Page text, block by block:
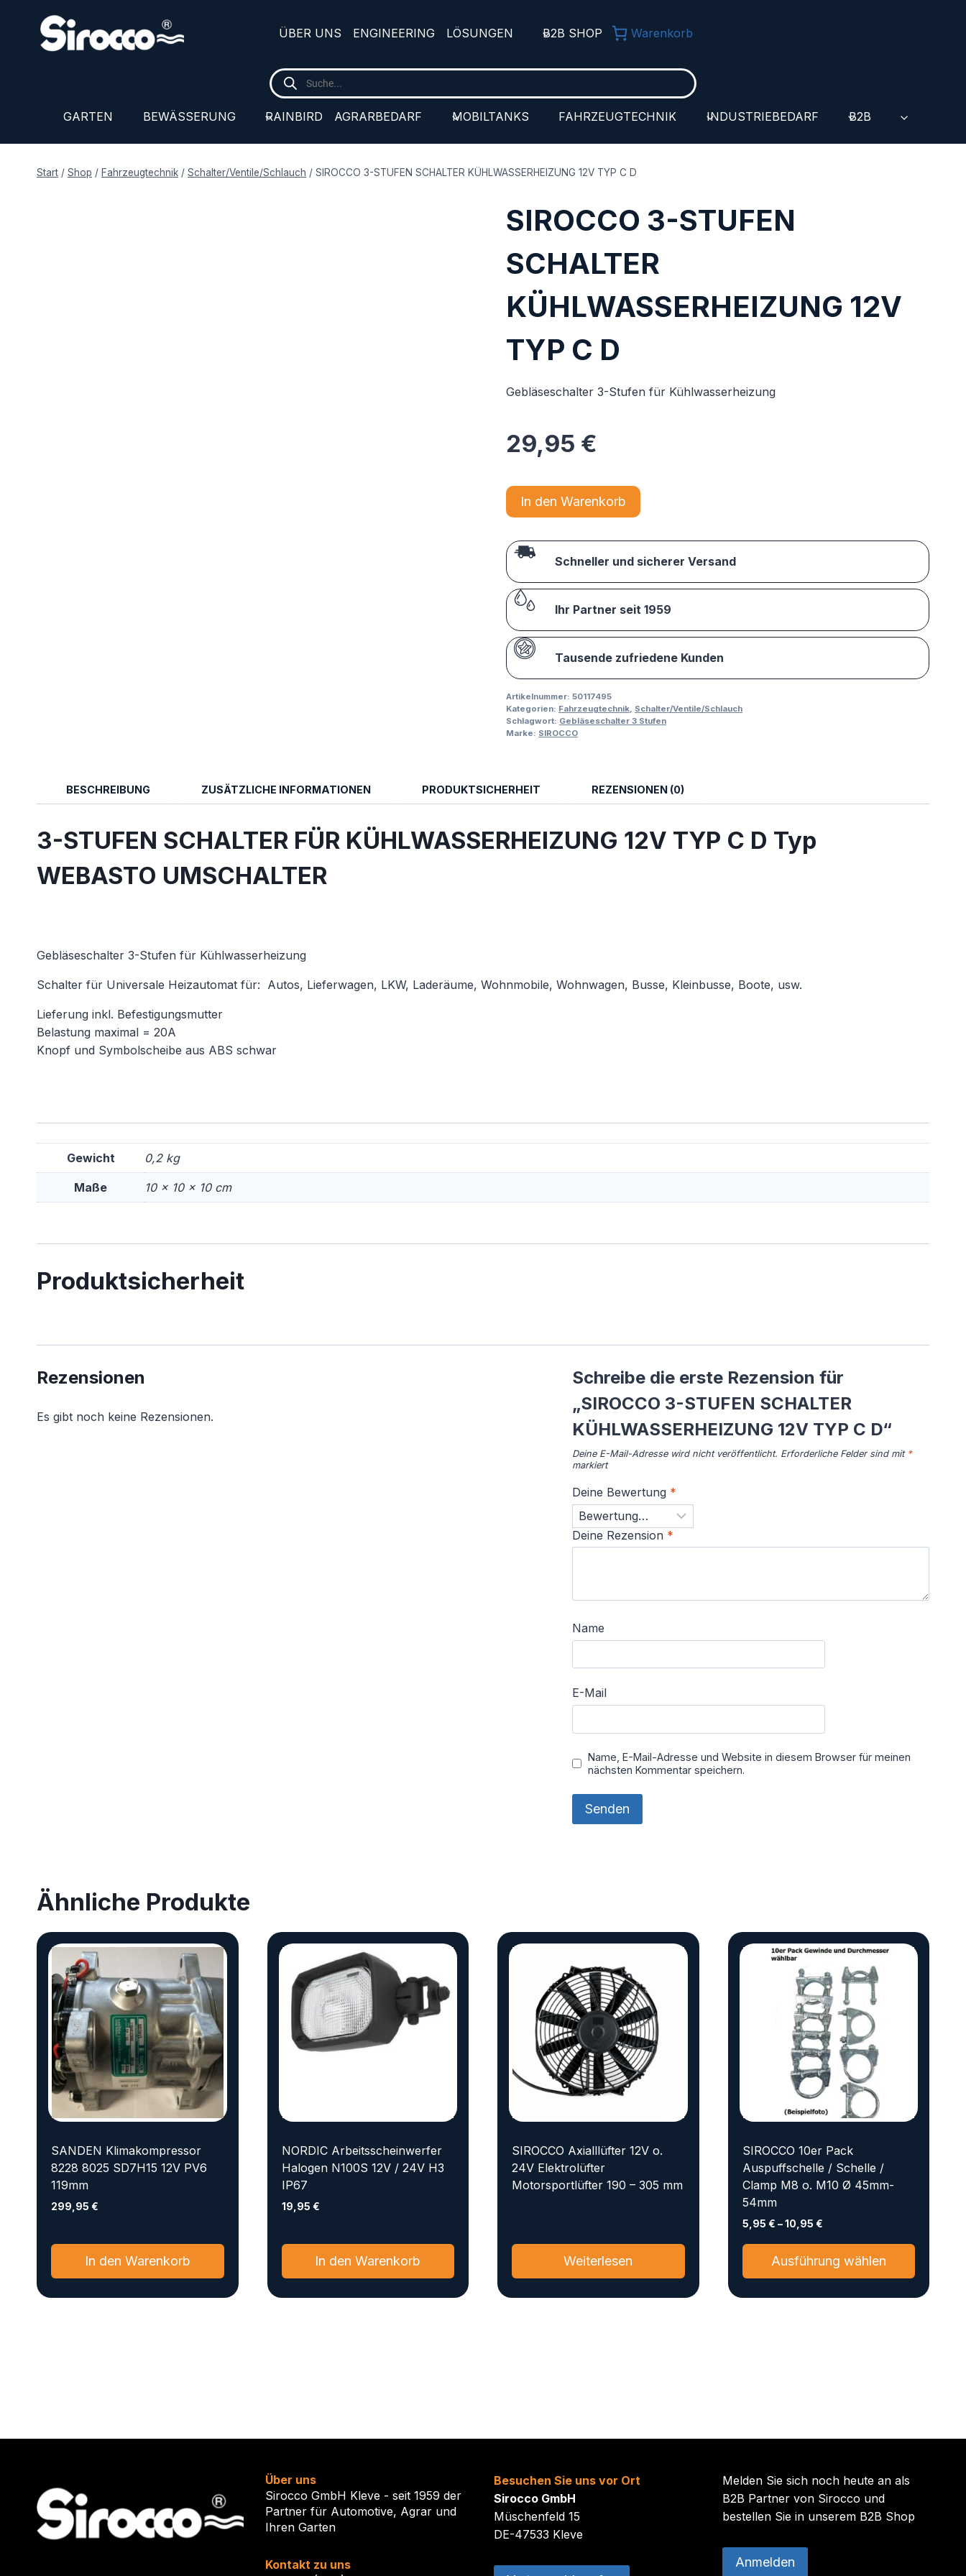
springen
ÜBER UNS ENGINEERING LÖSUNGEN B2B SHOP Warenkorb
Products
search
GARTEN BEWÄSSERUNG RAINBIRD AGRARBEDARF MOBILTANKS FAHRZEUGTECHNIK INDUSTRIEBEDARF B2B
Start / Shop / Fahrzeugtechnik / Schalter/Ventile/Schlauch / SIROCCO 3-STUFEN SCHALTER KÜHLWASSERHEIZUNG 12V TYP C D
SIROCCO 3-STUFEN
SCHALTER
KÜHLWASSERHEIZUNG 12V
TYP C D
Gebläseschalter 3-Stufen für Kühlwasserheizung
29,95 €
In den Warenkorb
Schneller und sicherer Versand
Ihr Partner seit 1959
Tausende zufriedene Kunden
Artikelnummer: 50117495
Kategorien: Fahrzeugtechnik, Schalter/Ventile/Schlauch
Schlagwort: Gebläseschalter 3 Stufen
Marke: SIROCCO
BESCHREIBUNG ZUSÄTZLICHE INFORMATIONEN PRODUKTSICHERHEIT REZENSIONEN (0)
3-STUFEN SCHALTER FÜR KÜHLWASSERHEIZUNG 12V TYP C D Typ
WEBASTO UMSCHALTER
Gebläseschalter 3-Stufen für Kühlwasserheizung
Schalter für Universale Heizautomat für: Autos, Lieferwagen, LKW, Laderäume, Wohnmobile, Wohnwagen, Busse, Kleinbusse, Boote, usw.
Lieferung inkl. Befestigungsmutter
Belastung maximal = 20A
Knopf und Symbolscheibe aus ABS schwar
Gewicht 0,2 kg
Maße 10 × 10 × 10 cm
Produktsicherheit
Rezensionen
Es gibt noch keine Rezensionen.
Schreibe die erste Rezension für
„SIROCCO 3-STUFEN SCHALTER
KÜHLWASSERHEIZUNG 12V TYP C D“
Deine E-Mail-Adresse wird nicht veröffentlicht. Erforderliche Felder sind mit *
markiert
Deine Bewertung *
Deine Rezension *
Name
E-Mail
Name, E-Mail-Adresse und Website in diesem Browser für meinen
nächsten Kommentar speichern.
Ähnliche Produkte
SANDEN Klimakompressor
8228 8025 SD7H15 12V PV6
119mm
299,95 €
In den Warenkorb
NORDIC Arbeitsscheinwerfer
Halogen N100S 12V / 24V H3
IP67
19,95 €
In den Warenkorb
SIROCCO Axialllüfter 12V o.
24V Elektrolüfter
Motorsportlüfter 190 – 305 mm
Weiterlesen
SIROCCO 10er Pack
Auspuffschelle / Schelle /
Clamp M8 o. M10 Ø 45mm-
54mm
5,95 € –10,95 €
Ausführung wählen
Dieses
weist
Über uns
Sirocco GmbH Kleve - seit 1959 der
Partner für Automotive, Agrar und
Ihren Garten
Kontakt zu uns
Besuchen Sie uns vor Ort
Sirocco GmbH
Müschenfeld 15
DE-47533 Kleve
Melden Sie sich noch heute an als
B2B Partner von Sirocco und
bestellen Sie in unserem B2B Shop
Anmelden